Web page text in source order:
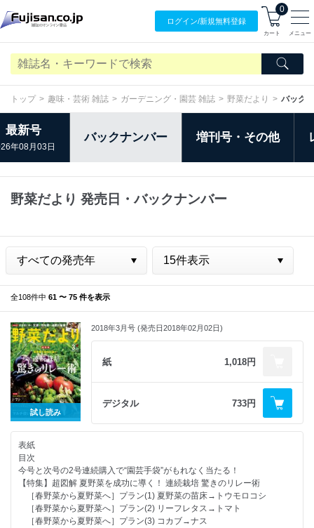
ログイン/新規無料登録
0
カート メニュー
トップ 趣味・芸術 雑誌 ガーデニング・園芸 雑誌 野菜だより バック
最新号
年08月03日
バックナンバー 増刊号・その他
野菜だより 発売日・バックナンバー
全108件中 61 〜 75 件を表示
試し読み
2018年3月号 (発売日2018年02月02日)
紙 1,018円
デジタル 733円
表紙
目次
今号と次号の2号連続購入で“園芸手袋”がもれなく当たる！
【特集】超図解 夏野菜を成功に導く！ 連続栽培 驚きのリレー術
［春野菜から夏野菜へ］プラン(1) 夏野菜の苗床→トウモロコシ
［春野菜から夏野菜へ］プラン(2) リーフレタス→トマト
［春野菜から夏野菜へ］プラン(3) コカブ→ナス